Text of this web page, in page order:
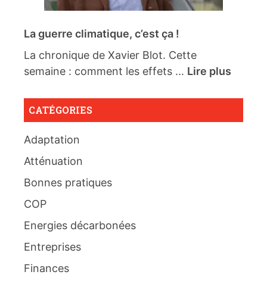
La guerre climatique, c’est ça !
La chronique de Xavier Blot. Cette
semaine : comment les effets ... Lire plus
CATÉGORIES
Adaptation
Atténuation
Bonnes pratiques
COP
Energies décarbonées
Entreprises
Finances